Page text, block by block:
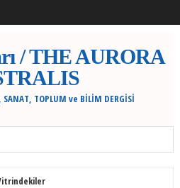
/ THE AURORA
TOPLUM ve BİLİM DERGİSİ